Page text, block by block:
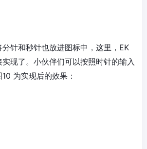
针和秒针也放进图标中，这里，EK
现了。小伙伴们可以按照时针的输入
为实现后的效果：